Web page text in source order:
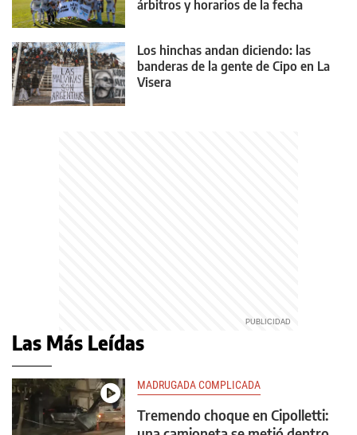
árbitros y horarios de la fecha
Los hinchas andan diciendo: las
banderas de la gente de Cipo en La
Visera
Las Más Leídas
MADRUGADA COMPLICADA
Tremendo choque en Cipolletti: